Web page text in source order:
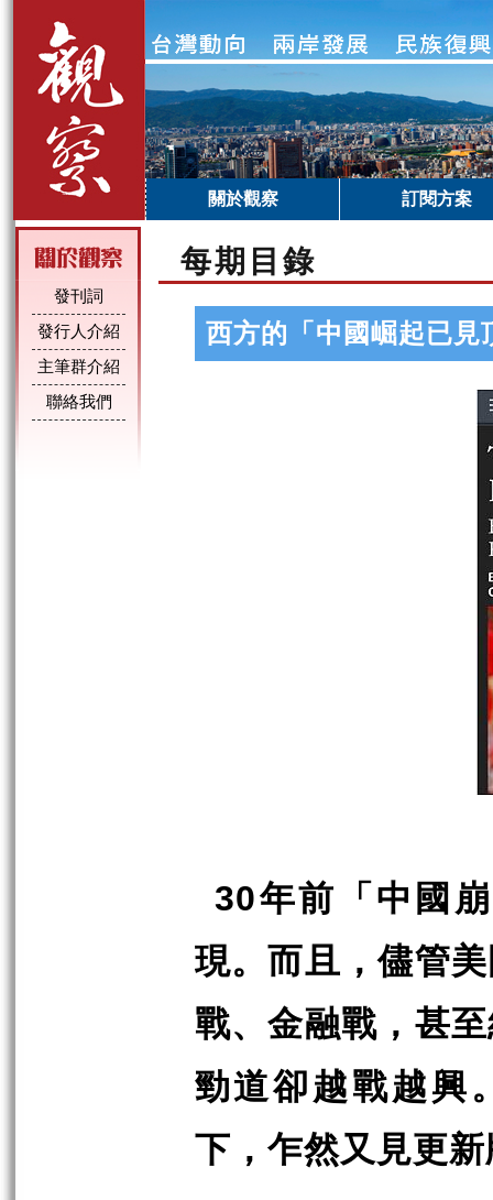
關於觀察 訂閱方案
發刊詞
發行人介紹
主筆群介紹
聯絡我們
每期目錄
西方的「中國崛起已見
30年前「中國
現。而且，儘管
戰、金融戰，甚
勁道卻越戰越興
下，乍然又見更